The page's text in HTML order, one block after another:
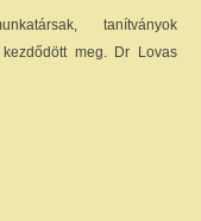
tanítványok
meg. Dr Lovas